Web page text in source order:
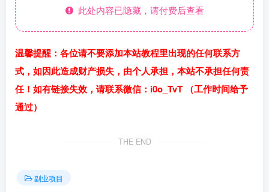
此处内容已隐藏，请付费后查看
温馨提醒：各位请不要添加本站教程里出现的任何联系方
式，如因此造成财产损失，由个人承担，本站不承担任何责
任！如有链接失效，请联系微信：i0o_TvT （工作时间给予
通过）
THE END
副业项目